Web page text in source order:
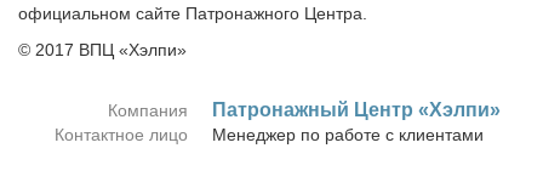
официальном сайте Патронажного Центра.
© 2017 ВПЦ «Хэлпи»
Компания Па­т­ро­наж­ный Центр «Хэл­пи»
Контактное лицо Ме­не­джер по ра­бо­те с кли­ен­та­ми